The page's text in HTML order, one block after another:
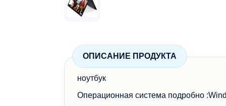
ОПИСАНИЕ ПРОДУКТА
ноутбук
Операционная система подробно